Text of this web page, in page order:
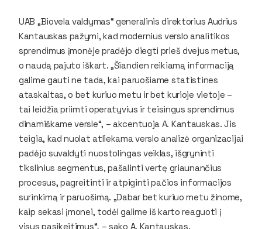
UAB „Biovela valdymas“ generalinis direktorius Audrius
Kantauskas pažymi, kad modernius verslo analitikos
sprendimus įmonėje pradėjo diegti prieš dvejus metus,
o naudą pajuto iškart. „Šiandien reikiamą informaciją
galime gauti ne tada, kai paruošiame statistines
ataskaitas, o bet kuriuo metu ir bet kurioje vietoje –
tai leidžia priimti operatyvius ir teisingus sprendimus
dinamiškame versle“, – akcentuoja A. Kantauskas. Jis
teigia, kad nuolat atliekama verslo analizė organizacijai
padėjo suvaldyti nuostolingas veiklas, išgryninti
tikslinius segmentus, pašalinti vertę griaunančius
procesus, pagreitinti ir atpiginti pačios informacijos
surinkimą ir paruošimą. „Dabar bet kuriuo metu žinome,
kaip sekasi įmonei, todėl galime iš karto reaguoti į
visus pasikeitimus“, – sako A. Kantauskas.